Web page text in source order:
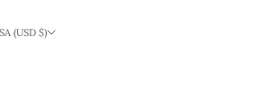
(USD $)